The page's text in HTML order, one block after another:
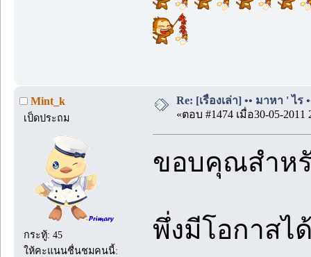
Mint_k
เป็ดประถม
กระทู้: 45
ให้คะแนนชื่นชมคนนี้:
Re: [เรื่องเล่า] •• มาหา ' ไร
«ตอบ #1474 เมื่อ30-05-2011
ขอบคุณสำห
พึ่งมีโอกาส